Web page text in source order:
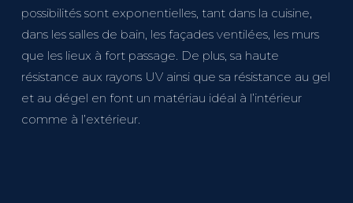
possibilités sont exponentielles, tant dans la cuisine,
dans les salles de bain, les façades ventilées, les murs
que les lieux à fort passage. De plus, sa haute
résistance aux rayons UV ainsi que sa résistance au gel
et au dégel en font un matériau idéal à l’intérieur
comme à l’extérieur.